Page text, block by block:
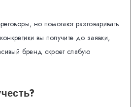
но помогают разговаривать
вы получите до заявки,
бренд скроет слабую